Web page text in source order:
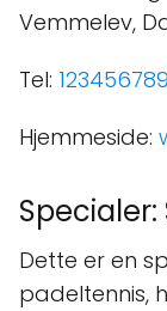
Vemmelev,
Tel: 123456789
Hjemmeside:
Dette er en
padeltennis,